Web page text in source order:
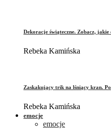
Dekoracje świąteczne. Zobacz,
Rebeka Kamińska
Zaskakujący trik na lśniący kran.
Rebeka Kamińska
emocje
emocje